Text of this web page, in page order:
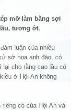
mỡ làm bằng sợi
tương ớt.
luận của nhiều
sở hoa anh đào, có
cho rằng cao lầu có
ở Hội An không
có của Hội An và